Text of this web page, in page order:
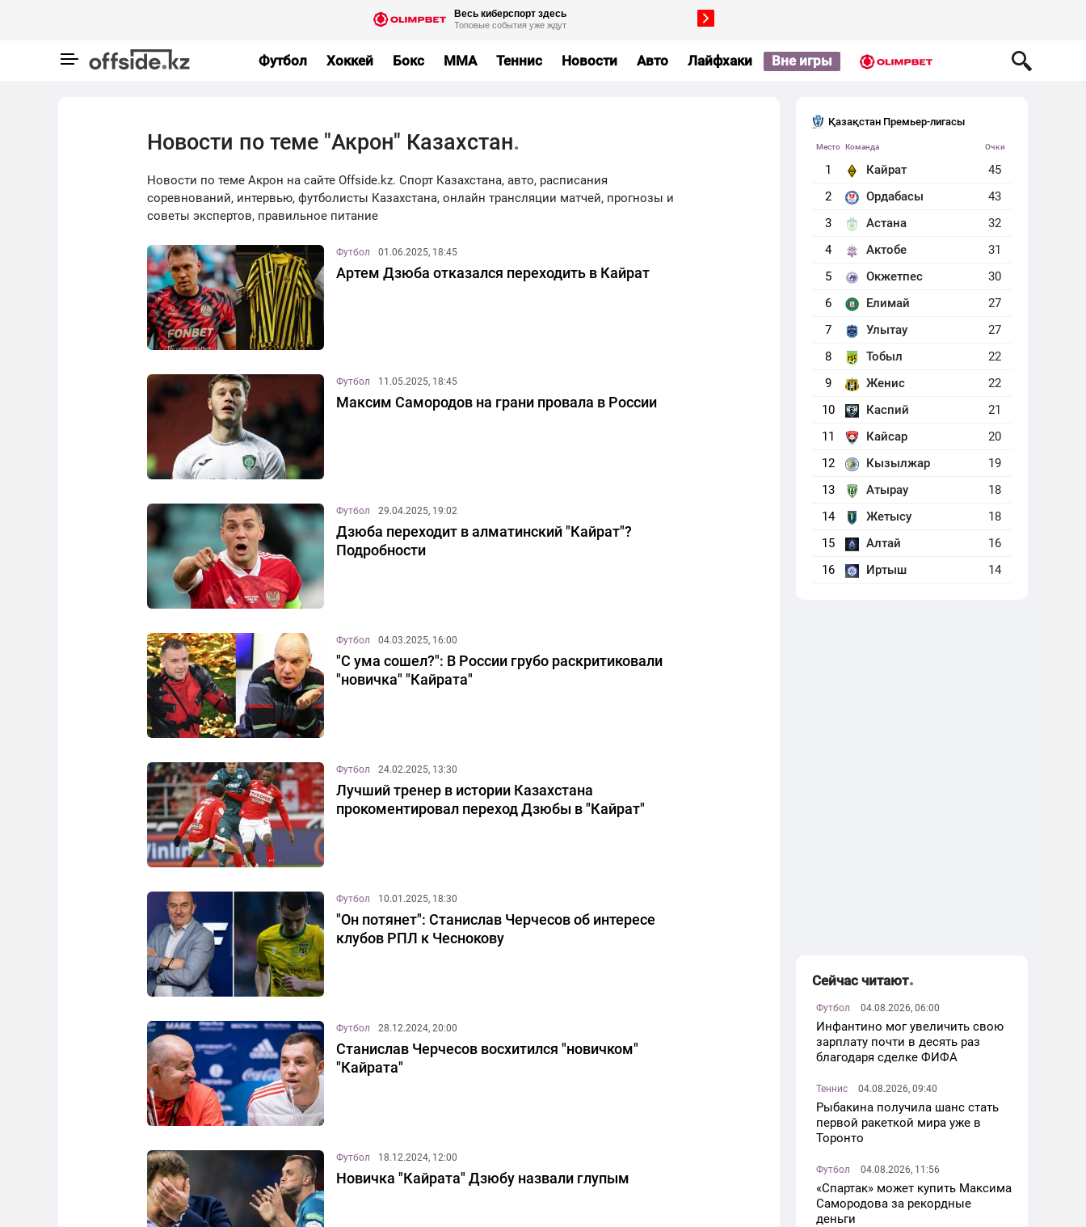
Футбол Хоккей Бокс MMA Теннис Новости Авто Лайфхаки Вне игры
Новости по теме "Акрон" Казахстан
Новости по теме Акрон на сайте Offside.kz. Спорт Казахстана, авто, расписания
соревнований, интервью, футболисты Казахстана, онлайн трансляции матчей, прогнозы и
советы экспертов, правильное питание
Футбол 01.06.2025, 18:45
Артем Дзюба отказался переходить в Кайрат
Футбол 11.05.2025, 18:45
Максим Самородов на грани провала в России
Футбол 29.04.2025, 19:02
Дзюба переходит в алматинский "Кайрат"?
Подробности
Футбол 04.03.2025, 16:00
"С ума сошел?": В России грубо раскритиковали
"новичка" "Кайрата"
Футбол 24.02.2025, 13:30
Лучший тренер в истории Казахстана
прокоментировал переход Дзюбы в "Кайрат"
Футбол 10.01.2025, 18:30
"Он потянет": Станислав Черчесов об интересе
клубов РПЛ к Чеснокову
Футбол 28.12.2024, 20:00
Станислав Черчесов восхитился "новичком"
"Кайрата"
Футбол 18.12.2024, 12:00
Новичка "Кайрата" Дзюбу назвали глупым
Қазақстан Премьер-лигасы
Место Команда Очки
1 Кайрат
45
2
Ордабасы
43
3
Астана
32
4
Актобе
31
5
Окжетпес
30
6
Елимай
27
7
Улытау
27
8
Тобыл
22
9
Женис
22
10
Каспий
21
11
Кайсар
20
12
Кызылжар
19
13
Атырау
18
14
Жетысу
18
15
Алтай
16
16
Иртыш 14
Сейчас читают
Футбол 04.08.2026, 06:00
Инфантино мог увеличить свою
зарплату почти в десять раз
благодаря сделке ФИФА
Теннис 04.08.2026, 09:40
Рыбакина получила шанс стать
первой ракеткой мира уже в
Торонто
Футбол 04.08.2026, 11:56
«Спартак» может купить Максима
Самородова за рекордные
деньги